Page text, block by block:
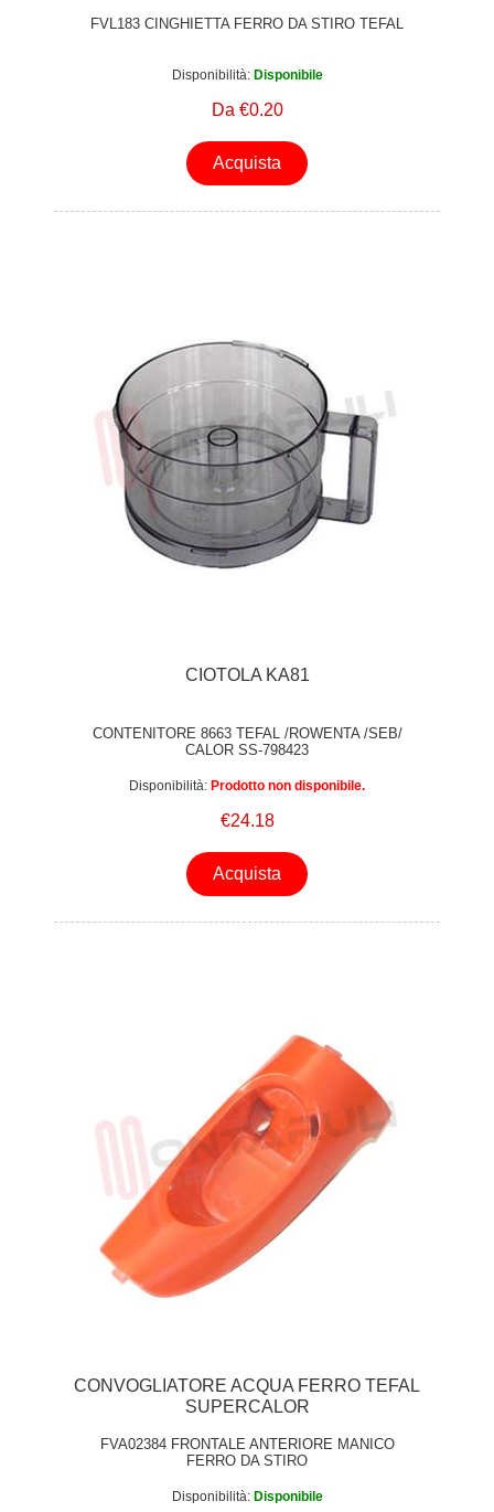
FVL183 CINGHIETTA FERRO DA STIRO TEFAL
Disponibilità: Disponibile
Da €0.20
Acquista
CIOTOLA KA81
CONTENITORE 8663 TEFAL /ROWENTA /SEB/
CALOR SS-798423
Disponibilità: Prodotto non disponibile.
€24.18
Acquista
CONVOGLIATORE ACQUA FERRO TEFAL
SUPERCALOR
FVA02384 FRONTALE ANTERIORE MANICO
FERRO DA STIRO
Disponibilità: Disponibile